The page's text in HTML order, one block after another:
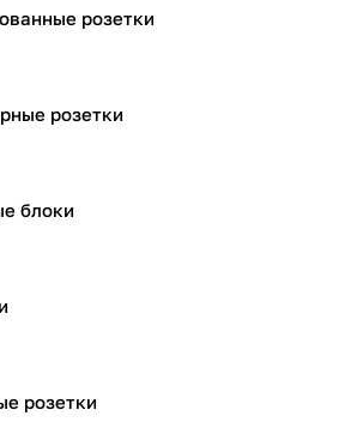
розетки
розетки
блоки
розетки